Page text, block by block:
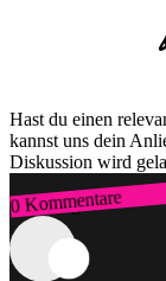
Hast du einen
kannst uns dein
Diskussion wird
0 Kommentare
Zum Login